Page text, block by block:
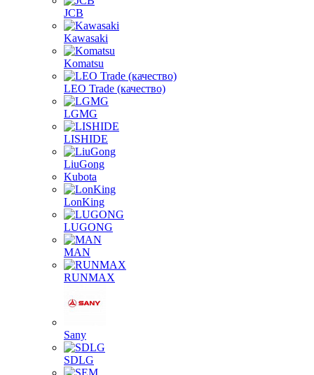
JCB
Kawasaki
Komatsu
LEO Trade (качество)
LGMG
LISHIDE
LiuGong
Kubota
LonKing
LUGONG
MAN
RUNMAX
Sany
SDLG